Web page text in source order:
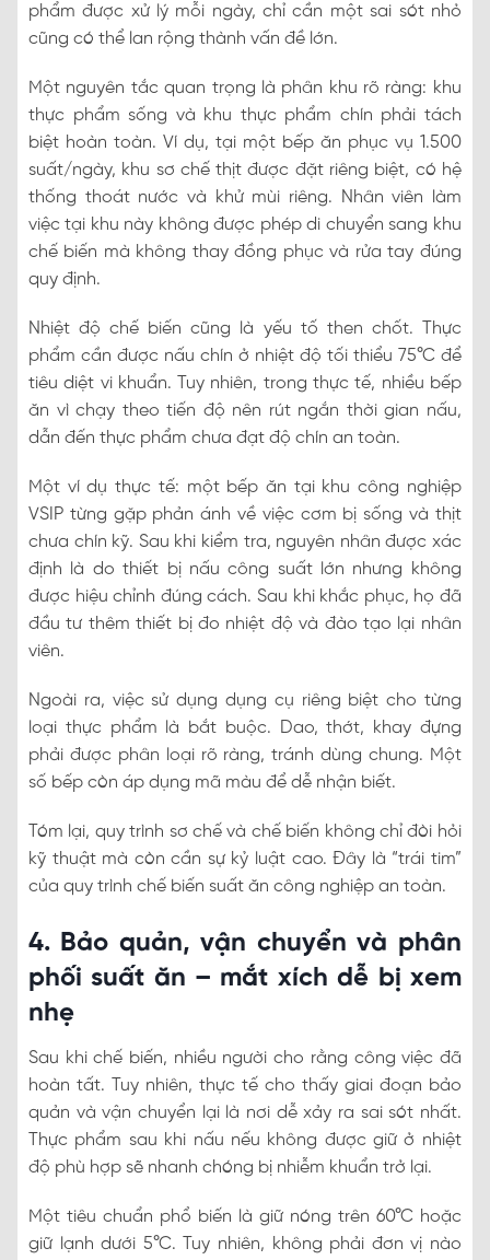
phẩm được xử lý mỗi ngày, chỉ cần một sai sót nhỏ
cũng có thể lan rộng thành vấn đề lớn.
Một nguyên tắc quan trọng là phân khu rõ ràng: khu
thực phẩm sống và khu thực phẩm chín phải tách
biệt hoàn toàn. Ví dụ, tại một bếp ăn phục vụ 1.500
suất/ngày, khu sơ chế thịt được đặt riêng biệt, có hệ
thống thoát nước và khử mùi riêng. Nhân viên làm
việc tại khu này không được phép di chuyển sang khu
chế biến mà không thay đồng phục và rửa tay đúng
quy định.
Nhiệt độ chế biến cũng là yếu tố then chốt. Thực
phẩm cần được nấu chín ở nhiệt độ tối thiểu 75°C để
tiêu diệt vi khuẩn. Tuy nhiên, trong thực tế, nhiều bếp
ăn vì chạy theo tiến độ nên rút ngắn thời gian nấu,
dẫn đến thực phẩm chưa đạt độ chín an toàn.
Một ví dụ thực tế: một bếp ăn tại khu công nghiệp
VSIP từng gặp phản ánh về việc cơm bị sống và thịt
chưa chín kỹ. Sau khi kiểm tra, nguyên nhân được xác
định là do thiết bị nấu công suất lớn nhưng không
được hiệu chỉnh đúng cách. Sau khi khắc phục, họ đã
đầu tư thêm thiết bị đo nhiệt độ và đào tạo lại nhân
viên.
Ngoài ra, việc sử dụng dụng cụ riêng biệt cho từng
loại thực phẩm là bắt buộc. Dao, thớt, khay đựng
phải được phân loại rõ ràng, tránh dùng chung. Một
số bếp còn áp dụng mã màu để dễ nhận biết.
Tóm lại, quy trình sơ chế và chế biến không chỉ đòi hỏi
kỹ thuật mà còn cần sự kỷ luật cao. Đây là “trái tim”
của quy trình chế biến suất ăn công nghiệp an toàn.
4. Bảo quản, vận chuyển và phân
phối suất ăn – mắt xích dễ bị xem
nhẹ
Sau khi chế biến, nhiều người cho rằng công việc đã
hoàn tất. Tuy nhiên, thực tế cho thấy giai đoạn bảo
quản và vận chuyển lại là nơi dễ xảy ra sai sót nhất.
Thực phẩm sau khi nấu nếu không được giữ ở nhiệt
độ phù hợp sẽ nhanh chóng bị nhiễm khuẩn trở lại.
Một tiêu chuẩn phổ biến là giữ nóng trên 60°C hoặc
giữ lạnh dưới 5°C. Tuy nhiên, không phải đơn vị nào